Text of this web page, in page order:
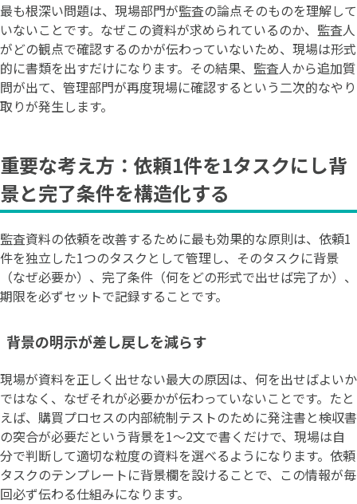
最も根深い問題は、現場部門が監査の論点そのものを理解して
いないことです。なぜこの資料が求められているのか、監査人
がどの観点で確認するのかが伝わっていないため、現場は形式
的に書類を出すだけになります。その結果、監査人から追加質
問が出て、管理部門が再度現場に確認するという二次的なやり
取りが発生します。
重要な考え方：依頼1件を1タスクにし背
景と完了条件を構造化する
監査資料の依頼を改善するために最も効果的な原則は、依頼1
件を独立した1つのタスクとして管理し、そのタスクに背景
（なぜ必要か）、完了条件（何をどの形式で出せば完了か）、
期限を必ずセットで記録することです。
背景の明示が差し戻しを減らす
現場が資料を正しく出せない最大の原因は、何を出せばよいか
ではなく、なぜそれが必要かが伝わっていないことです。たと
えば、購買プロセスの内部統制テストのために発注書と検収書
の突合が必要だという背景を1〜2文で書くだけで、現場は自
分で判断して適切な粒度の資料を選べるようになります。依頼
タスクのテンプレートに背景欄を設けることで、この情報が毎
回必ず伝わる仕組みになります。